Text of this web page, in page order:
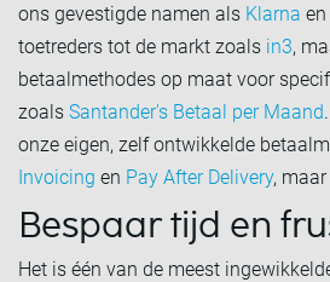
ons gevestigde namen als Klarna en
toetreders tot de markt zoals in3,
betaalmethodes op maat voor
zoals Santander's Betaal per Maand
onze eigen, zelf ontwikkelde
Invoicing en Pay After Delivery,
Bespaar tijd en
Het is één van de meest